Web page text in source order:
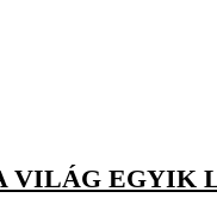
EGYIK